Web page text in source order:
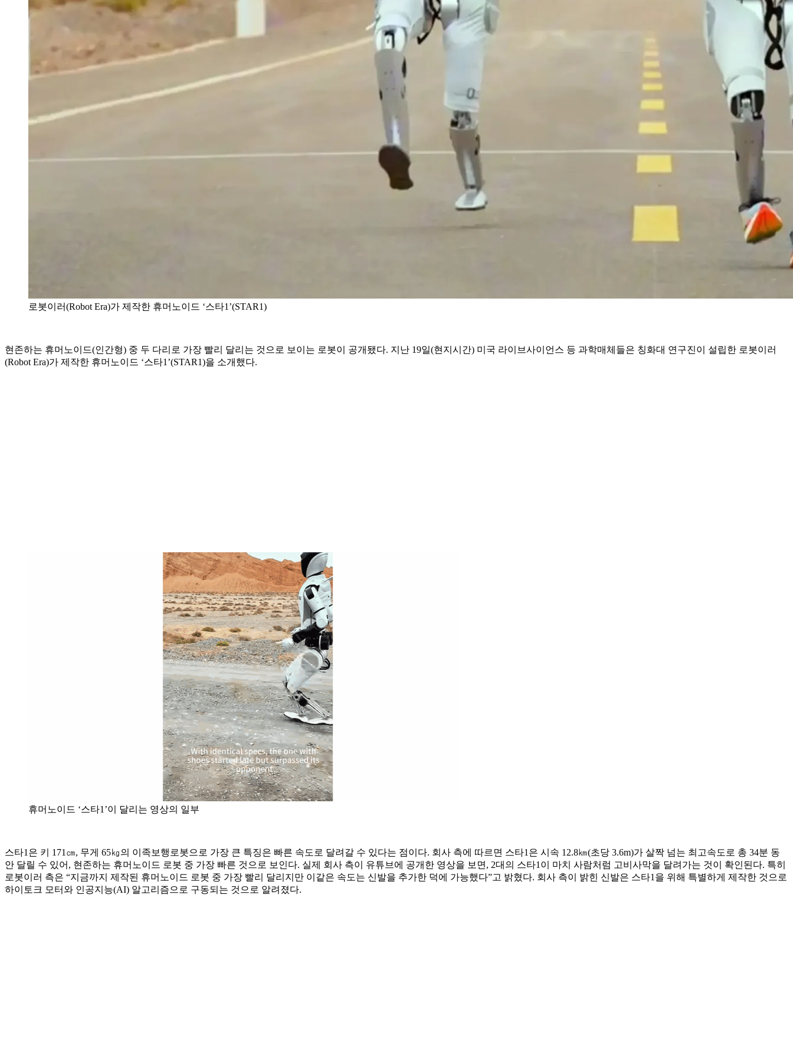
로봇이러(Robot Era)가 제작한 휴머노이드 ‘스타1’(STAR1)
현존하는 휴머노이드(인간형) 중 두 다리로 가장 빨리 달리는 것으로 보이는 로봇이 공개됐다. 지난 19일(현지시간) 미국 라이브사이언스 등 과학매체들은 칭화대 연구진이 설립한 로봇이러
(Robot Era)가 제작한 휴머노이드 ‘스타1’(STAR1)을 소개했다.
휴머노이드 ‘스타1’이 달리는 영상의 일부
스타1은 키 171㎝, 무게 65㎏의 이족보행로봇으로 가장 큰 특징은 빠른 속도로 달려갈 수 있다는 점이다. 회사 측에 따르면 스타1은 시속 12.8㎞(초당 3.6m)가 살짝 넘는 최고속도로 총 34분 동
안 달릴 수 있어, 현존하는 휴머노이드 로봇 중 가장 빠른 것으로 보인다. 실제 회사 측이 유튜브에 공개한 영상을 보면, 2대의 스타1이 마치 사람처럼 고비사막을 달려가는 것이 확인된다. 특히
로봇이러 측은 “지금까지 제작된 휴머노이드 로봇 중 가장 빨리 달리지만 이같은 속도는 신발을 추가한 덕에 가능했다”고 밝혔다. 회사 측이 밝힌 신발은 스타1을 위해 특별하게 제작한 것으로
하이토크 모터와 인공지능(AI) 알고리즘으로 구동되는 것으로 알려졌다.